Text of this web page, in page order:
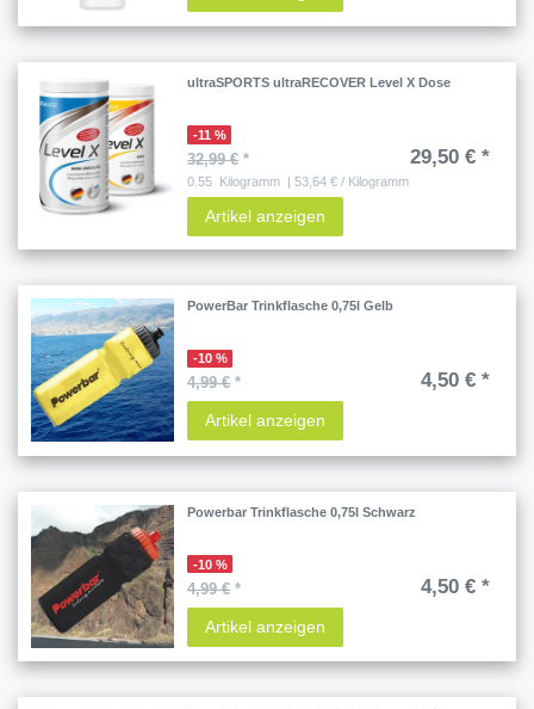
ultraSPORTS ultraRECOVER Level X Dose
-11 %
32,99 €* 29,50 € *
0.55 Kilogramm | 53,64 € / Kilogramm
Artikel anzeigen
PowerBar Trinkflasche 0,75l Gelb
-10 %
4,99 €* 4,50 € *
Artikel anzeigen
Powerbar Trinkflasche 0,75l Schwarz
-10 %
4,99 €* 4,50 € *
Artikel anzeigen